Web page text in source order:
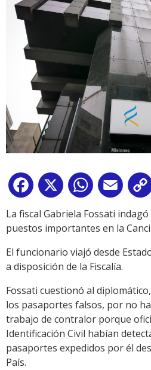
Facebook
X WhatsApp
Email
La fiscal Gabriela Fossati
puestos importantes en la
El funcionario viajó desde
a disposición de la Fiscalía.
Fossati cuestionó al
los pasaportes falsos, por no
trabajo de contralor porque
Identificación Civil habían
pasaportes expedidos por él
País.